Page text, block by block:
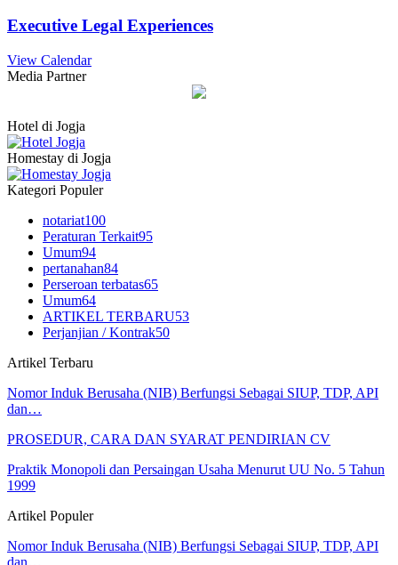
Executive Legal Experiences
View Calendar
Media Partner
Hotel di Jogja
Homestay di Jogja
Kategori Populer
notariat100
Peraturan Terkait95
Umum94
pertanahan84
Perseroan terbatas65
Umum64
ARTIKEL TERBARU53
Perjanjian / Kontrak50
Artikel Terbaru
Nomor Induk Berusaha (NIB) Berfungsi Sebagai SIUP, TDP, API
dan…
PROSEDUR, CARA DAN SYARAT PENDIRIAN CV
Praktik Monopoli dan Persaingan Usaha Menurut UU No. 5 Tahun
1999
Artikel Populer
Nomor Induk Berusaha (NIB) Berfungsi Sebagai SIUP, TDP, API
dan…